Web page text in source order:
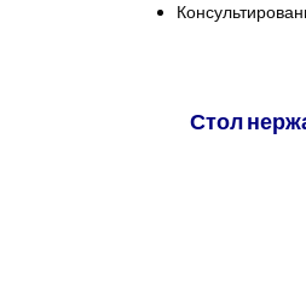
Стол